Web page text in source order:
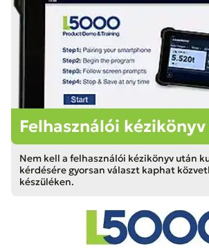
Felhasználói kézikönyv
Nem kell a felhasználói kézikönyv után
kérdésére gyorsan választ kaphat
készüléken.